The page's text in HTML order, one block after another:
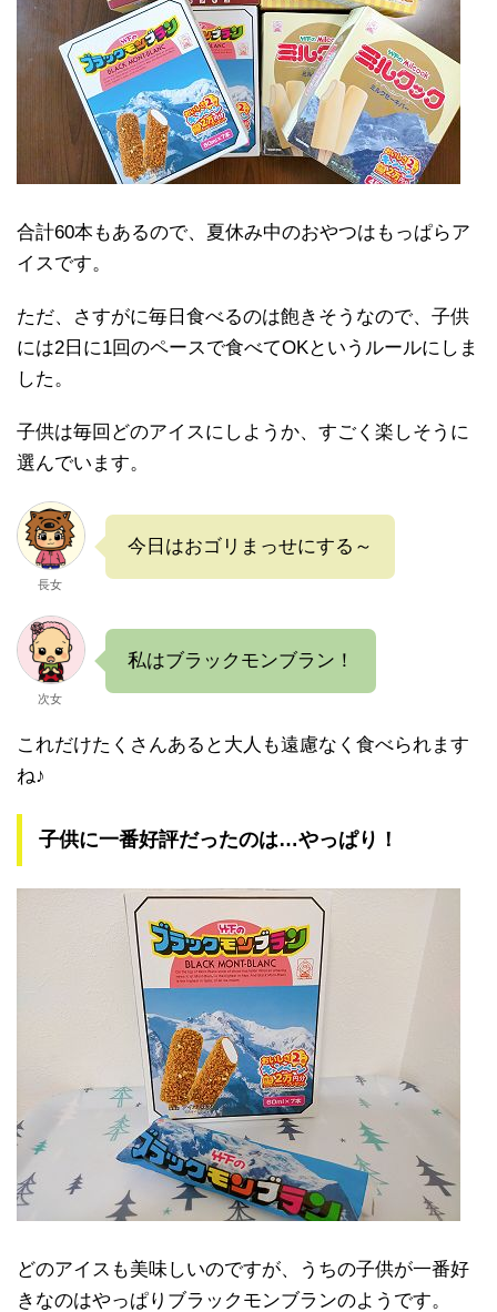
合計60本もあるので、夏休み中のおやつはもっぱらア
イスです。
ただ、さすがに毎日食べるのは飽きそうなので、子供
には2日に1回のペースで食べてOKというルールにしま
した。
子供は毎回どのアイスにしようか、すごく楽しそうに
選んでいます。
長女
今日はおゴリまっせにする～
次女
私はブラックモンブラン！
これだけたくさんあると大人も遠慮なく食べられます
ね♪
子供に一番好評だったのは…やっぱり！
どのアイスも美味しいのですが、うちの子供が一番好
きなのはやっぱりブラックモンブランのようです。